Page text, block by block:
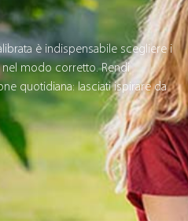
è indispensabile scegliere i
modo corretto. Rendi
quotidiana: lasciati ispirare da